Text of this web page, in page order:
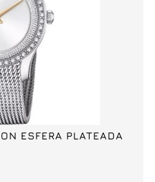
ESFERA PLATEADA